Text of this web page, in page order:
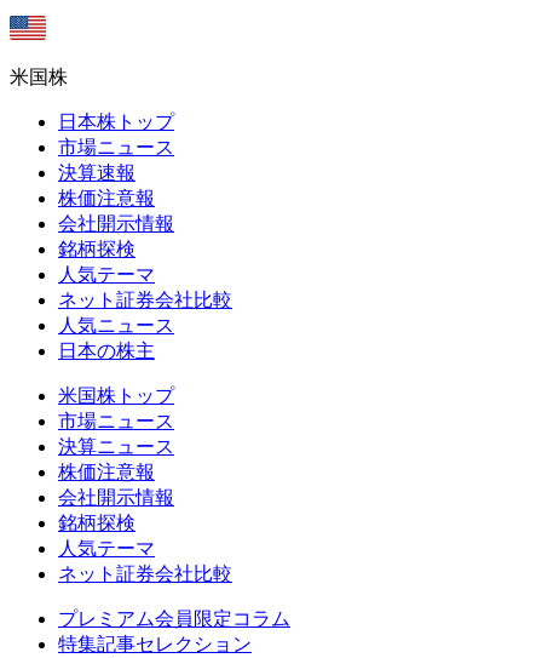
米国株
日本株トップ
市場ニュース
決算速報
株価注意報
会社開示情報
銘柄探検
人気テーマ
ネット証券会社比較
人気ニュース
日本の株主
米国株トップ
市場ニュース
決算ニュース
株価注意報
会社開示情報
銘柄探検
人気テーマ
ネット証券会社比較
プレミアム会員限定コラム
特集記事セレクション